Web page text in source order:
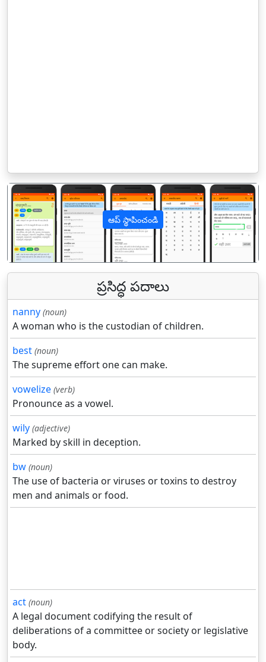
ఆప్ స్థాపించండి
पिछला
ప్రసిద్ధ పదాలు
nanny (noun)
A woman who is the custodian of children.
best (noun)
The supreme effort one can make.
vowelize (verb)
Pronounce as a vowel.
wily (adjective)
Marked by skill in deception.
bw (noun)
The use of bacteria or viruses or toxins to destroy
men and animals or food.
act (noun)
A legal document codifying the result of
deliberations of a committee or society or legislative
body.